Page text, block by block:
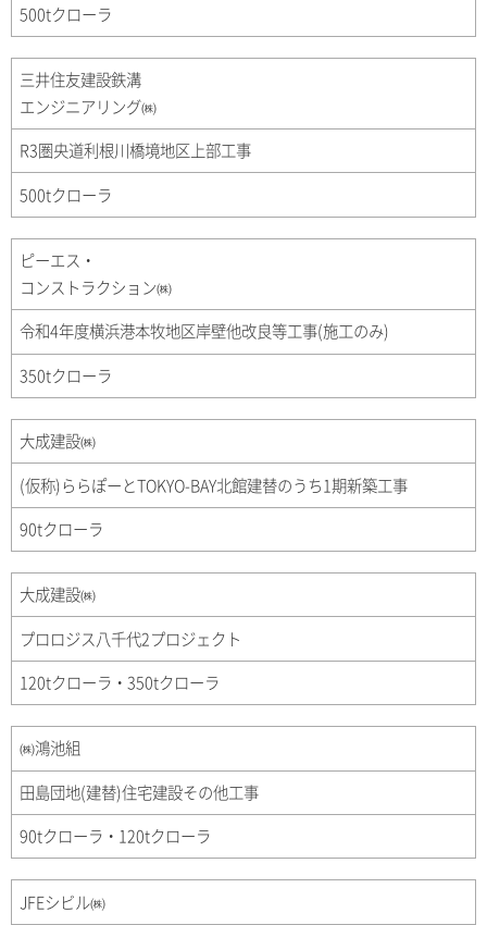
500tクローラ
三井住友建設鉄溝
エンジニアリング㈱
R3圏央道利根川橋境地区上部工事
500tクローラ
ピーエス・
コンストラクション㈱
令和4年度横浜港本牧地区岸壁他改良等工事(施工のみ)
350tクローラ
大成建設㈱
(仮称)ららぽーとTOKYO-BAY北館建替のうち1期新築工事
90tクローラ
大成建設㈱
プロロジス八千代2プロジェクト
120tクローラ・350tクローラ
㈱鴻池組
田島団地(建替)住宅建設その他工事
90tクローラ・120tクローラ
JFEシビル㈱